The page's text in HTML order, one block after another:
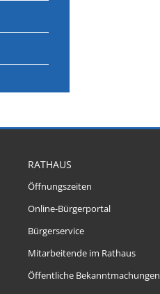
RATHAUS
Öffnungszeiten
Online-Bürgerportal
Bürgerservice
Mitarbeitende im Rathaus
Öffentliche Bekanntmachungen